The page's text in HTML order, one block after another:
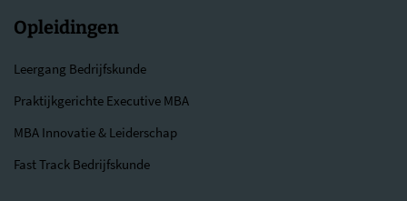
Opleidingen
Leergang Bedrijfskunde
Praktijkgerichte Executive MBA
MBA Innovatie & Leiderschap
Fast Track Bedrijfskunde